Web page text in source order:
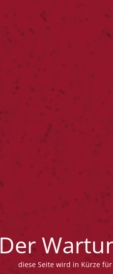
Der
diese Seite wird in Kürze